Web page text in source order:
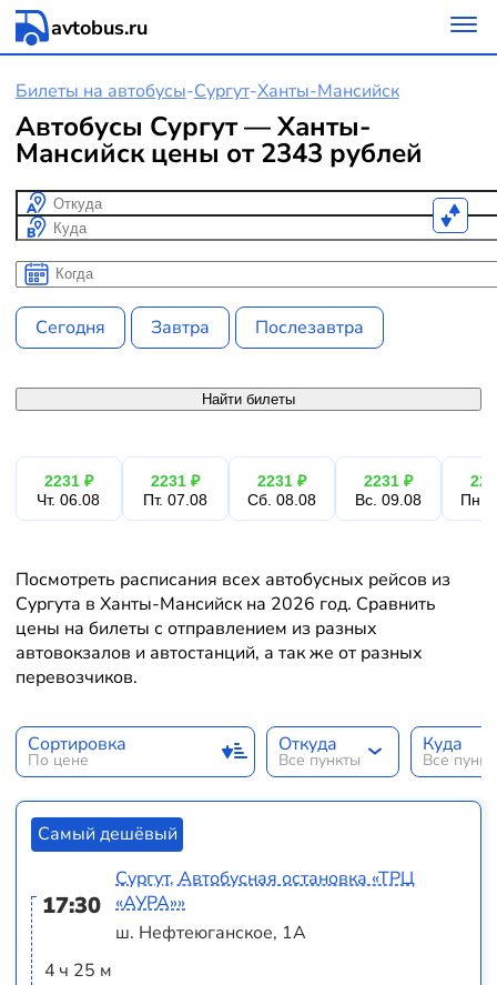
avtobus.ru
Билеты на автобусы-Сургут-Ханты-Мансийск
Автобусы Сургут — Ханты-
Мансийск цены от 2343 рублей
Откуда
Куда
Когда
Когда
Сегодня Завтра Послезавтра
Найти билеты
2231 ₽
Чт. 06.08
2231 ₽
Пт. 07.08
2231 ₽
Сб. 08.08
2231 ₽
Вс. 09.08
Пн.
Посмотреть расписания всех автобусных рейсов из
Сургута в Ханты-Мансийск на 2026 год. Сравнить
цены на билеты с отправлением из разных
автовокзалов и автостанций, а так же от разных
перевозчиков.
Сортировка
По цене
Откуда
Все пункты
Куда
Все
Самый дешёвый
17:30
4 ч 25 м
Сургут, Автобусная остановка «ТРЦ
«АУРА»»
ш. Нефтеюганское, 1А